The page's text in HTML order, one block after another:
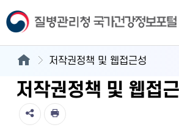
저작권정책 및 웹접근성
저작권정책 및 웹접